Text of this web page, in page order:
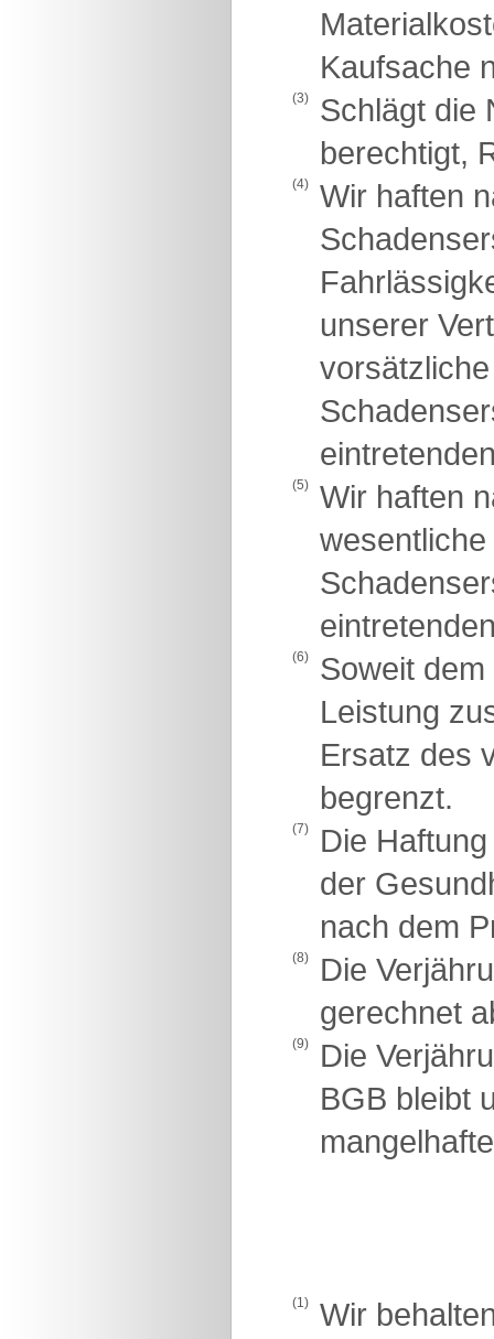
Kaufsache
(3)
Schlägt die
berechtigt,
(4)
Wir haften
unserer
(5)
Wir haften
(6)
Soweit
Leistung
Ersatz des
begrenzt.
(7)
Die
der
nach dem
(8)
Die
gerechnet
(9)
Die
BGB bleibt
(1)
Wir